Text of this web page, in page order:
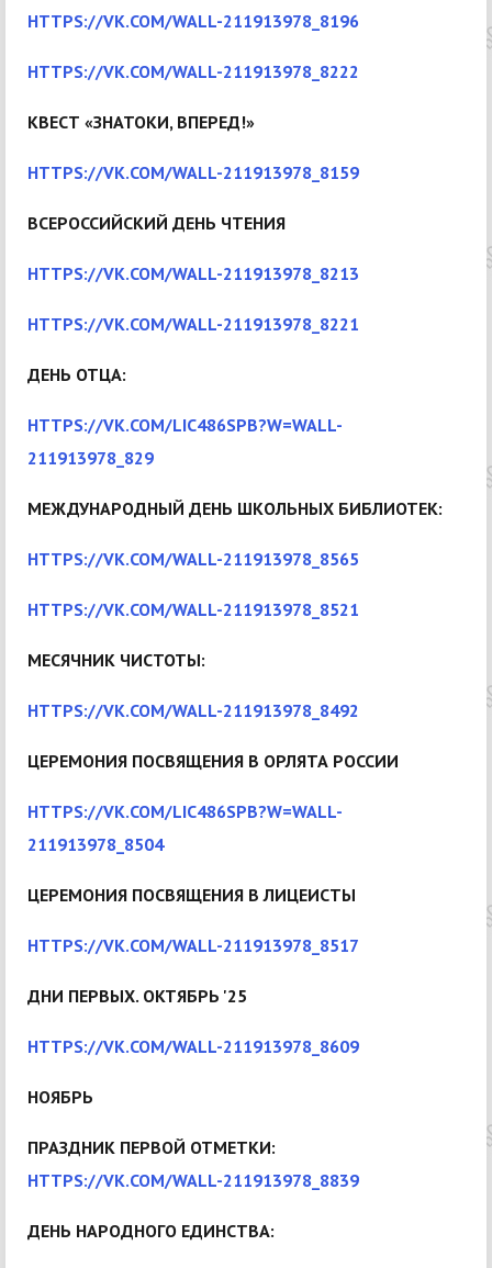
HTTPS://VK.COM/WALL-211913978_8196
HTTPS://VK.COM/WALL-211913978_8222
КВЕСТ «ЗНАТОКИ, ВПЕРЕД!»
HTTPS://VK.COM/WALL-211913978_8159
ВСЕРОССИЙСКИЙ ДЕНЬ ЧТЕНИЯ
HTTPS://VK.COM/WALL-211913978_8213
HTTPS://VK.COM/WALL-211913978_8221
ДЕНЬ ОТЦА:
HTTPS://VK.COM/LIC486SPB?W=WALL-
211913978_829
МЕЖДУНАРОДНЫЙ ДЕНЬ ШКОЛЬНЫХ БИБЛИОТЕК:
HTTPS://VK.COM/WALL-211913978_8565
HTTPS://VK.COM/WALL-211913978_8521
МЕСЯЧНИК ЧИСТОТЫ:
HTTPS://VK.COM/WALL-211913978_8492
ЦЕРЕМОНИЯ ПОСВЯЩЕНИЯ В ОРЛЯТА РОССИИ
HTTPS://VK.COM/LIC486SPB?W=WALL-
211913978_8504
ЦЕРЕМОНИЯ ПОСВЯЩЕНИЯ В ЛИЦЕИСТЫ
HTTPS://VK.COM/WALL-211913978_8517
ДНИ ПЕРВЫХ. ОКТЯБРЬ '25
HTTPS://VK.COM/WALL-211913978_8609
НОЯБРЬ
ПРАЗДНИК ПЕРВОЙ ОТМЕТКИ:
HTTPS://VK.COM/WALL-211913978_8839
ДЕНЬ НАРОДНОГО ЕДИНСТВА: